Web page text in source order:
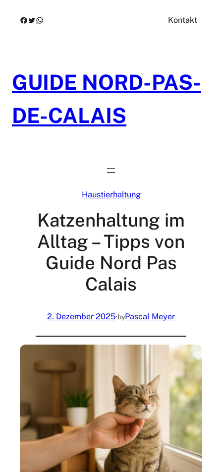
InhaltFacebook
Twitter
WhatsApp Kontakt
GUIDE NORD-PAS-
DE-CALAIS
Haustierhaltung
Katzenhaltung im
Alltag – Tipps von
Guide Nord Pas
Calais
2. Dezember 2025·byPascal Meyer